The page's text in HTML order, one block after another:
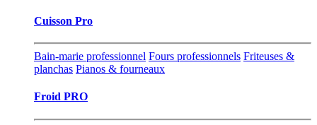
Cuisson Pro
Bain-marie professionnel Fours professionnels Friteuses &
planchas Pianos & fourneaux
Froid PRO